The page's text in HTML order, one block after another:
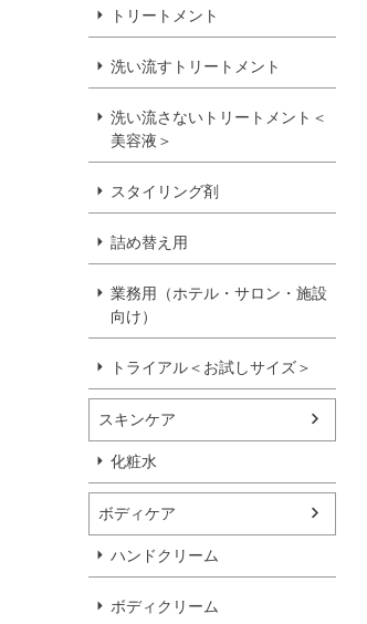
トリートメント
洗い流すトリートメント
洗い流さないトリートメント＜
美容液＞
スタイリング剤
詰め替え用
業務用（ホテル・サロン・施設
向け）
トライアル＜お試しサイズ＞
スキンケア
化粧水
ボディケア
ハンドクリーム
ボディクリーム